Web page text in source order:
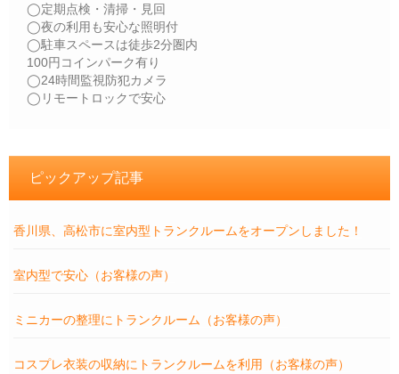
◯定期点検・清掃・見回
◯夜の利用も安心な照明付
◯駐車スペースは徒歩2分圏内
100円コインパーク有り
◯24時間監視防犯カメラ
◯リモートロックで安心
ピックアップ記事
香川県、高松市に室内型トランクルームをオープンしました！
室内型で安心（お客様の声）
ミニカーの整理にトランクルーム（お客様の声）
コスプレ衣装の収納にトランクルームを利用（お客様の声）